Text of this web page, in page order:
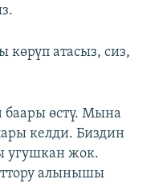
көрүп атасыз, сиз,
баары өстү. Мына
келди. Биздин
угушкан жок.
алынышы